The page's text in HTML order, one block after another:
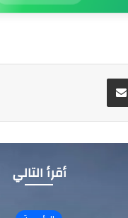
مشاركة عبر البريد
أقرأ التالي